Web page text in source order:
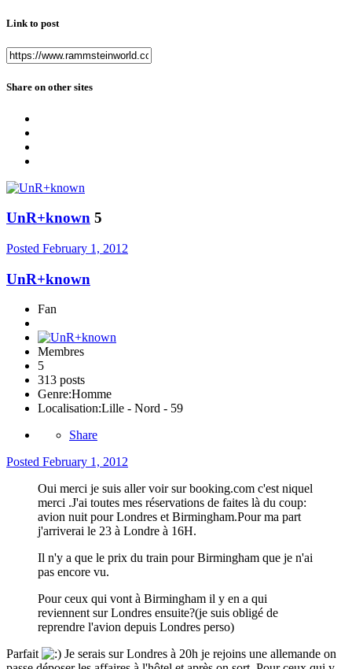
Link to post
Share on other sites
UnR+known 5
Posted February 1, 2012
UnR+known
Fan
Membres
5
313 posts
Genre:Homme
Localisation:Lille - Nord - 59
Share
Posted February 1, 2012
Oui merci je suis aller voir sur booking.com c'est niquel
merci .J'ai toutes mes réservations de faites là du coup:
avion nuit pour Londres et Birmingham.Pour ma part
j'arriverai le 23 à Londre à 16H.
Il n'y a que le prix du train pour Birmingham que je n'ai
pas encore vu.
Pour ceux qui vont à Birmingham il y en a qui
reviennent sur Londres ensuite?(je suis obligé de
reprendre l'avion depuis Londres perso)
Parfait
Je serais sur Londres à 20h je rejoins une allemande on